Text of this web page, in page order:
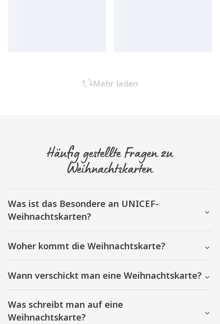
Mehr laden
Häufig gestellte Fragen zu
Weihnachtskarten
Was ist das Besondere an UNICEF-
Weihnachtskarten?
Woher kommt die Weihnachtskarte?
Wann verschickt man eine Weihnachtskarte?
Was schreibt man auf eine
Weihnachtskarte?